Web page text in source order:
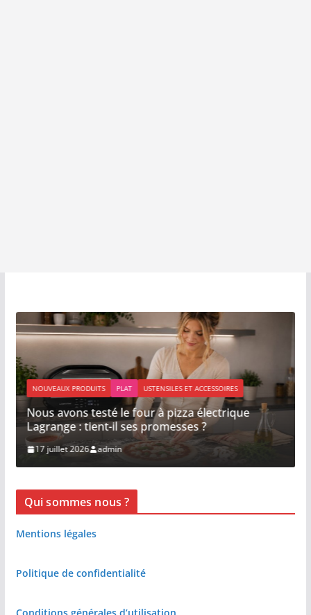
NOUVEAUX PRODUITS PLAT USTENSILES ET ACCESSOIRES
Nous avons testé le four à pizza électrique
Lagrange : tient-il ses promesses ?
17 juillet 2026 admin
Qui sommes nous ?
Mentions légales
Politique de confidentialité